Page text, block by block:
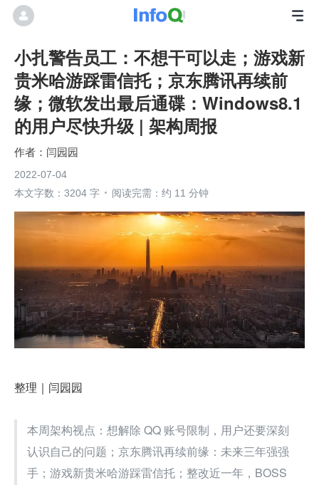
小扎警告员工：不想干可以走；游戏新
贵米哈游踩雷信托；京东腾讯再续前
缘；微软发出最后通碟：Windows8.1
的用户尽快升级 | 架构周报
闫园园
2022-07-04
本文字数：3204 字
阅读完需：约 11 分钟
整理｜闫园园
本周架构视点：想解除 QQ 账号限制，用户还要深刻
认识自己的问题；京东腾讯再续前缘：未来三年强强
手；游戏新贵米哈游踩雷信托；整改近一年，BOSS